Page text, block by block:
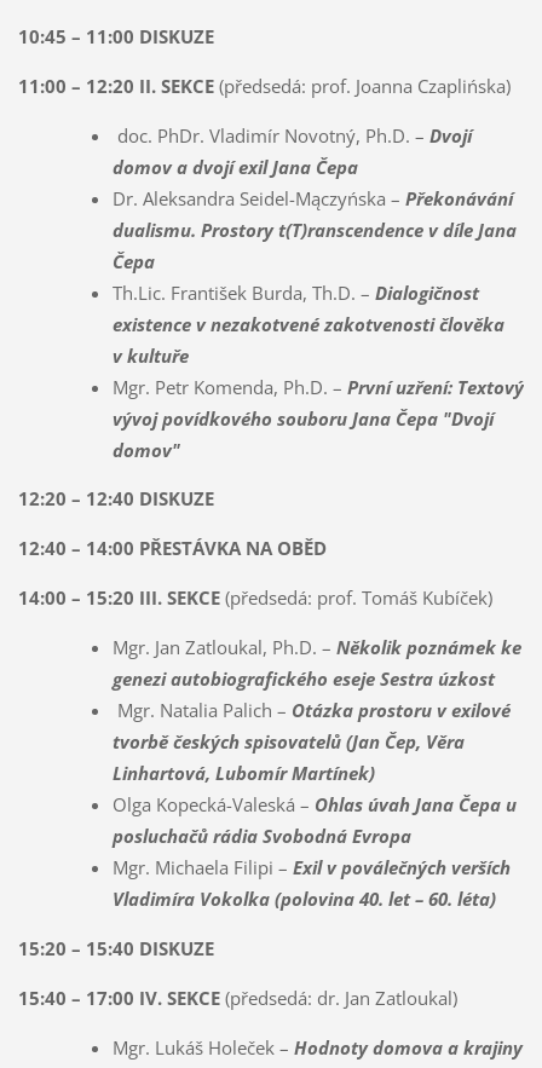
10:45 – 11:00 DISKUZE
11:00 – 12:20 II. SEKCE (předsedá: prof. Joanna Czaplińska)
doc. PhDr. Vladimír Novotný, Ph.D. – Dvojí
domov a dvojí exil Jana Čepa
Dr. Aleksandra Seidel-Mączyńska – Překonávání
dualismu. Prostory t(T)ranscendence v díle Jana
Čepa
Th.Lic. František Burda, Th.D. – Dialogičnost
existence v nezakotvené zakotvenosti člověka
v kultuře
Mgr. Petr Komenda, Ph.D. – První uzření: Textový
vývoj povídkového souboru Jana Čepa "Dvojí
domov"
12:20 – 12:40 DISKUZE
12:40 – 14:00 PŘESTÁVKA NA OBĚD
14:00 – 15:20 III. SEKCE (předsedá: prof. Tomáš Kubíček)
Mgr. Jan Zatloukal, Ph.D. – Několik poznámek ke
genezi autobiografického eseje Sestra úzkost
Mgr. Natalia Palich – Otázka prostoru v exilové
tvorbě českých spisovatelů (Jan Čep, Věra
Linhartová, Lubomír Martínek)
Olga Kopecká-Valeská – Ohlas úvah Jana Čepa u
posluchačů rádia Svobodná Evropa
Mgr. Michaela Filipi – Exil v poválečných verších
Vladimíra Vokolka (polovina 40. let – 60. léta)
15:20 – 15:40 DISKUZE
15:40 – 17:00 IV. SEKCE (předsedá: dr. Jan Zatloukal)
Mgr. Lukáš Holeček – Hodnoty domova a krajiny